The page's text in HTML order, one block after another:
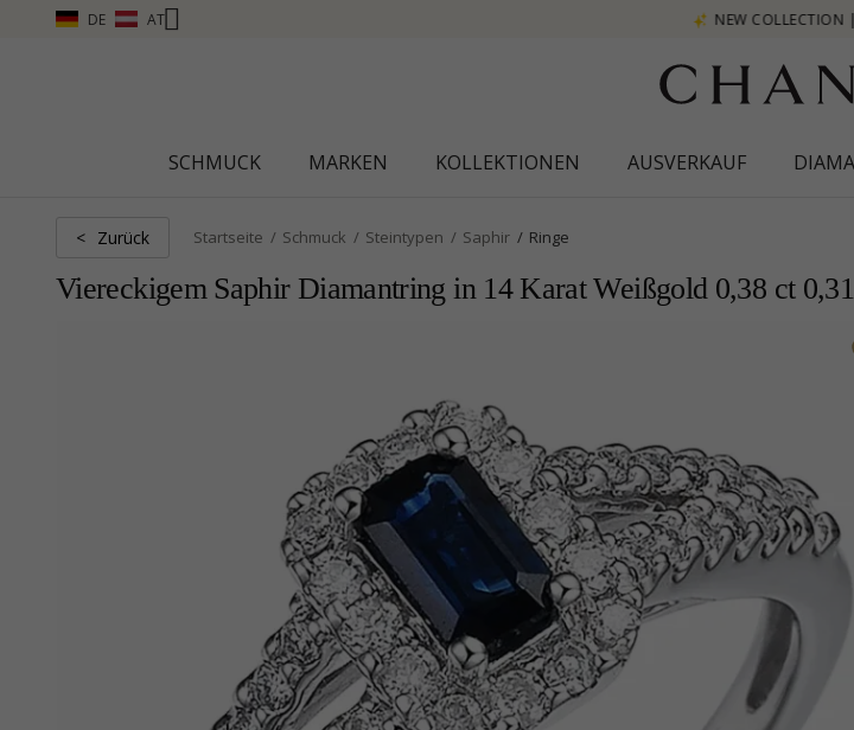
DE AT NEW COLLECTION
SCHMUCK MARKEN KOLLEKTIONEN AUSVERKAUF
< Zurück Startseite Schmuck Steintypen Saphir Ringe
Viereckigem Saphir Diamantring in 14 Karat Weißgold 0,38 ct